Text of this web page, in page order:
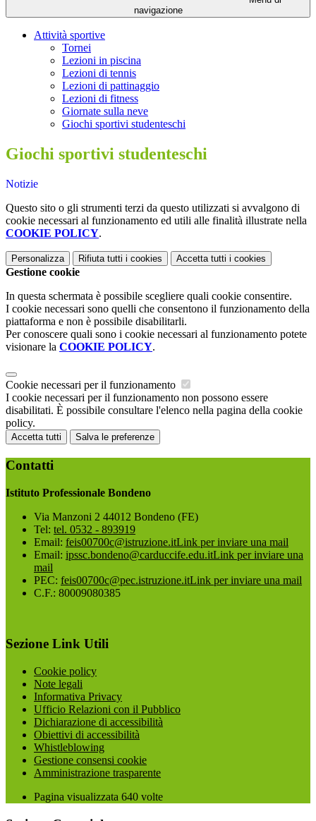
navigazione
Attività sportive
Tornei
Lezioni in piscina
Lezioni di tennis
Lezioni di pattinaggio
Lezioni di fitness
Giornate sulla neve
Giochi sportivi studenteschi
Giochi sportivi studenteschi
Notizie
Questo sito o gli strumenti terzi da questo utilizzati si avvalgono di
cookie necessari al funzionamento ed utili alle finalità illustrate nella
COOKIE POLICY.
Personalizza Rifiuta tutti i cookies Accetta tutti i cookies
Gestione cookie
In questa schermata è possibile scegliere quali cookie consentire.
I cookie necessari sono quelli che consentono il funzionamento della
piattaforma e non è possibile disabilitarli.
Per conoscere quali sono i cookie necessari al funzionamento potete
visionare la COOKIE POLICY.
Cookie necessari per il funzionamento
I cookie necessari per il funzionamento non possono essere
disabilitati. È possibile consultare l'elenco nella pagina della cookie
policy.
Accetta tutti Salva le preferenze
Contatti
Istituto Professionale Bondeno
Via Manzoni 2 44012 Bondeno (FE)
Tel: tel. 0532 - 893919
Email: feis00700c@istruzione.itLink per inviare una mail
Email: ipssc.bondeno@carduccife.edu.itLink per inviare una
mail
PEC: feis00700c@pec.istruzione.itLink per inviare una mail
C.F.: 80009080385
Sezione Link Utili
Cookie policy
Note legali
Informativa Privacy
Ufficio Relazioni con il Pubblico
Dichiarazione di accessibilità
Obiettivi di accessibilità
Whistleblowing
Gestione consensi cookie
Amministrazione trasparente
Pagina visualizzata 640 volte